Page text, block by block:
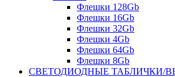
Флешки 128Gb
Флешки 16Gb
Флешки 32Gb
Флешки 4Gb
Флешки 64Gb
Флешки 8Gb
СВЕТОДИОДНЫЕ ТАБЛИЧКИ/